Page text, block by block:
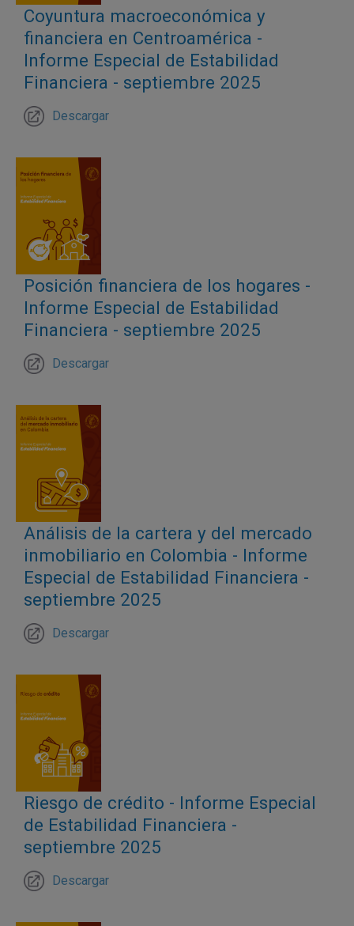
Coyuntura macroeconómica y
financiera en Centroamérica -
Informe Especial de Estabilidad
Financiera - septiembre 2025
Descargar
Posición financiera de los hogares -
Informe Especial de Estabilidad
Financiera - septiembre 2025
Descargar
Análisis de la cartera y del mercado
inmobiliario en Colombia - Informe
Especial de Estabilidad Financiera -
septiembre 2025
Descargar
Riesgo de crédito - Informe Especial
de Estabilidad Financiera -
septiembre 2025
Descargar